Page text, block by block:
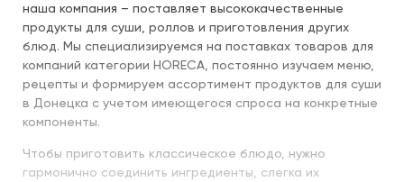
наша компания – поставляет высококачественные
продукты для суши, роллов и приготовления других
блюд. Мы специализируемся на поставках товаров для
компаний категории HORECA, постоянно изучаем меню,
рецепты и формируем ассортимент продуктов для суши
в Донецка с учетом имеющегося спроса на конкретные
компоненты.
Чтобы приготовить классическое блюдо, нужно
гармонично соединить ингредиенты, слегка их